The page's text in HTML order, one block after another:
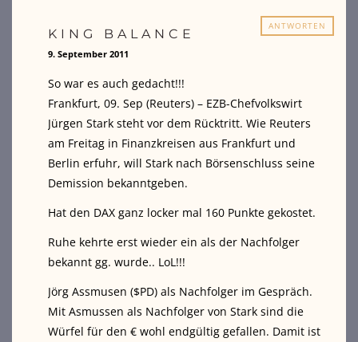
ANTWORTEN
KING BALANCE
9. September 2011
So war es auch gedacht!!!
Frankfurt, 09. Sep (Reuters) – EZB-Chefvolkswirt
Jürgen Stark steht vor dem Rücktritt. Wie Reuters
am Freitag in Finanzkreisen aus Frankfurt und
Berlin erfuhr, will Stark nach Börsenschluss seine
Demission bekanntgeben.
Hat den DAX ganz locker mal 160 Punkte gekostet.
Ruhe kehrte erst wieder ein als der Nachfolger
bekannt gg. wurde.. LoL!!!
Jörg Assmusen ($PD) als Nachfolger im Gespräch.
Mit Asmussen als Nachfolger von Stark sind die
Würfel für den € wohl endgültig gefallen. Damit ist